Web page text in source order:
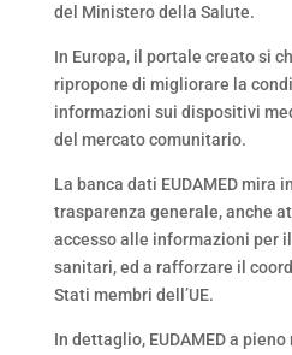
del Ministero della Salute.
In Europa, il portale creato si
ripropone di migliorare la
informazioni sui dispositivi
del mercato comunitario.
La banca dati EUDAMED mira
trasparenza generale, anche
accesso alle informazioni per
sanitari, ed a rafforzare il
Stati membri dell’UE.
In dettaglio, EUDAMED a